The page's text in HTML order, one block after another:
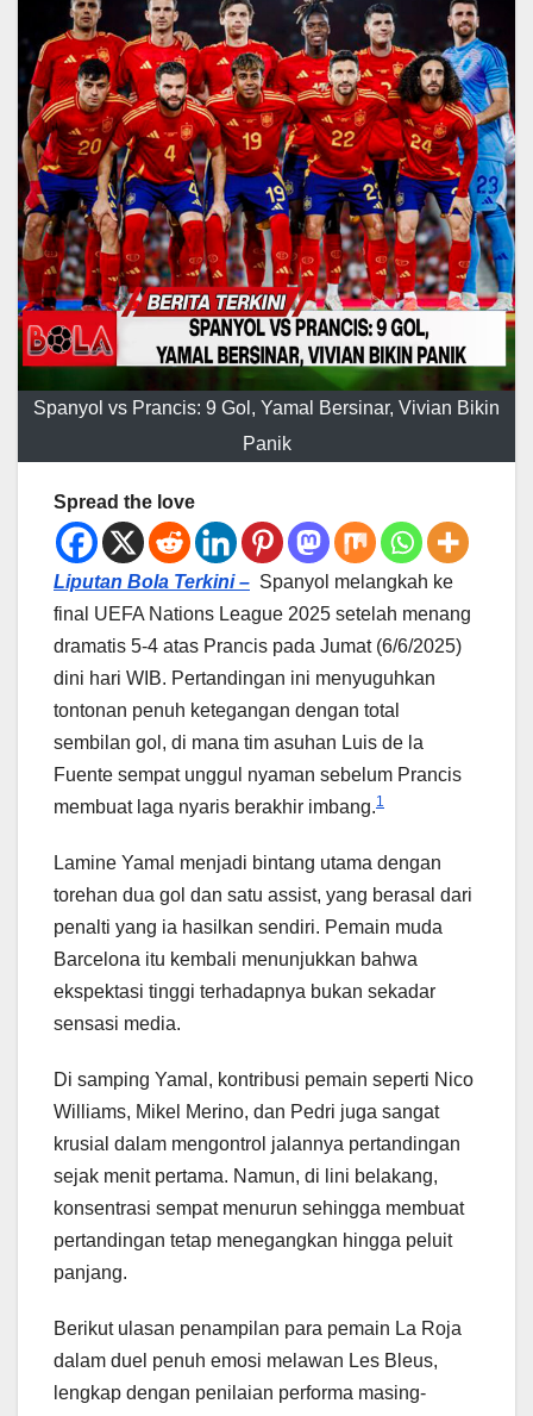
Spanyol vs Prancis: 9 Gol, Yamal Bersinar, Vivian Bikin
Panik
Spread the love
Liputan Bola Terkini – Spanyol melangkah ke
final UEFA Nations League 2025 setelah menang
dramatis 5-4 atas Prancis pada Jumat (6/6/2025)
dini hari WIB. Pertandingan ini menyuguhkan
tontonan penuh ketegangan dengan total
sembilan gol, di mana tim asuhan Luis de la
Fuente sempat unggul nyaman sebelum Prancis
membuat laga nyaris berakhir imbang.1
Lamine Yamal menjadi bintang utama dengan
torehan dua gol dan satu assist, yang berasal dari
penalti yang ia hasilkan sendiri. Pemain muda
Barcelona itu kembali menunjukkan bahwa
ekspektasi tinggi terhadapnya bukan sekadar
sensasi media.
Di samping Yamal, kontribusi pemain seperti Nico
Williams, Mikel Merino, dan Pedri juga sangat
krusial dalam mengontrol jalannya pertandingan
sejak menit pertama. Namun, di lini belakang,
konsentrasi sempat menurun sehingga membuat
pertandingan tetap menegangkan hingga peluit
panjang.
Berikut ulasan penampilan para pemain La Roja
dalam duel penuh emosi melawan Les Bleus,
lengkap dengan penilaian performa masing-